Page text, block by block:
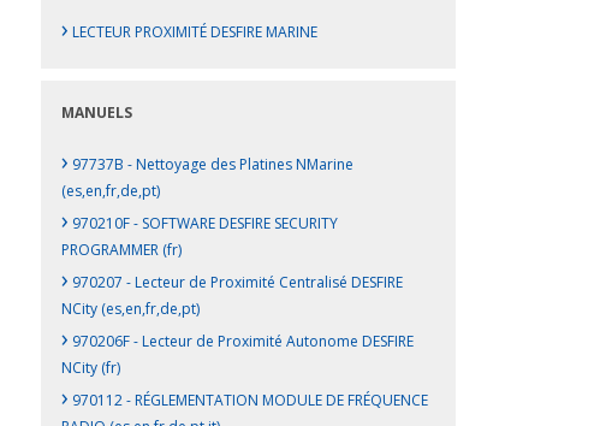
› LECTEUR PROXIMITÉ DESFIRE MARINE
MANUELS
› 97737B - Nettoyage des Platines NMarine
(es,en,fr,de,pt)
› 970210F - SOFTWARE DESFIRE SECURITY
PROGRAMMER (fr)
› 970207 - Lecteur de Proximité Centralisé DESFIRE
NCity (es,en,fr,de,pt)
› 970206F - Lecteur de Proximité Autonome DESFIRE
NCity (fr)
› 970112 - RÉGLEMENTATION MODULE DE FRÉQUENCE